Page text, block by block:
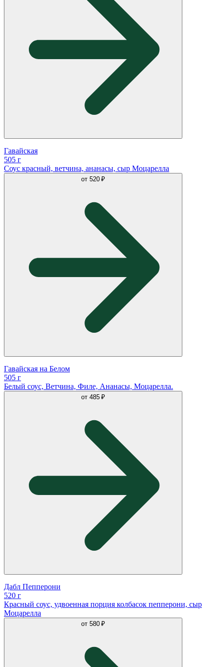
Гавайская
505 г
Соус красный, ветчина, ананасы, сыр Моцарелла
от 520 ₽
Гавайская на Белом
505 г
Белый соус, Ветчина, Филе, Ананасы, Моцарелла.
от 485 ₽
Дабл Пепперони
520 г
Красный соус, удвоенная порция колбасок пепперони, сыр
Моцарелла
от 580 ₽